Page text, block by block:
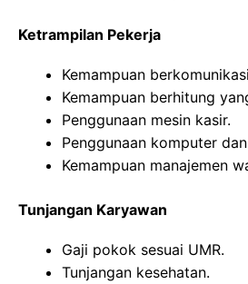
Ketrampilan Pekerja
Kemampuan
Kemampuan berhitung
Penggunaan mesin kasir.
Penggunaan komputer
Kemampuan manajemen
Tunjangan Karyawan
Gaji pokok sesuai UMR.
Tunjangan kesehatan.